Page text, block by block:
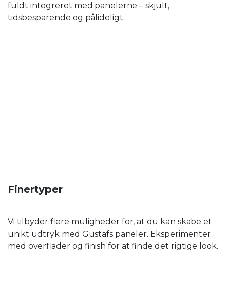
fuldt integreret med panelerne – skjult,
tidsbesparende og pålideligt.
Finertyper
Vi tilbyder flere muligheder for, at du kan skabe et
unikt udtryk med Gustafs paneler. Eksperimenter
med overflader og finish for at finde det rigtige look.